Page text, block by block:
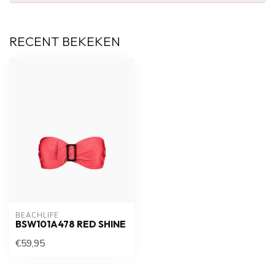
RECENT BEKEKEN
BEACHLIFE
BSW101A478 RED SHINE
€59,95